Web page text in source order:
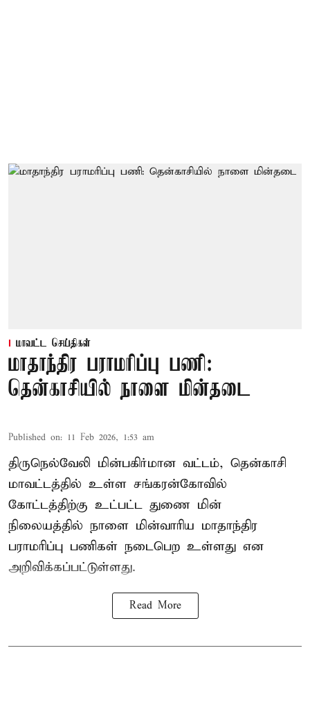
மாவட்ட செய்திகள்
மாதாந்திர பராமரிப்பு பணி:
தென்காசியில் நாளை மின்தடை
Published on: 11 Feb 2026, 1:53 am
திருநெல்வேலி மின்பகிர்மான வட்டம், தென்காசி
மாவட்டத்தில் உள்ள சங்கரன்கோவில்
கோட்டத்திற்கு உட்பட்ட துணை மின்
நிலையத்தில் நாளை மின்வாரிய மாதாந்திர
பராமரிப்பு பணிகள் நடைபெற உள்ளது என
அறிவிக்கப்பட்டுள்ளது.
Read More